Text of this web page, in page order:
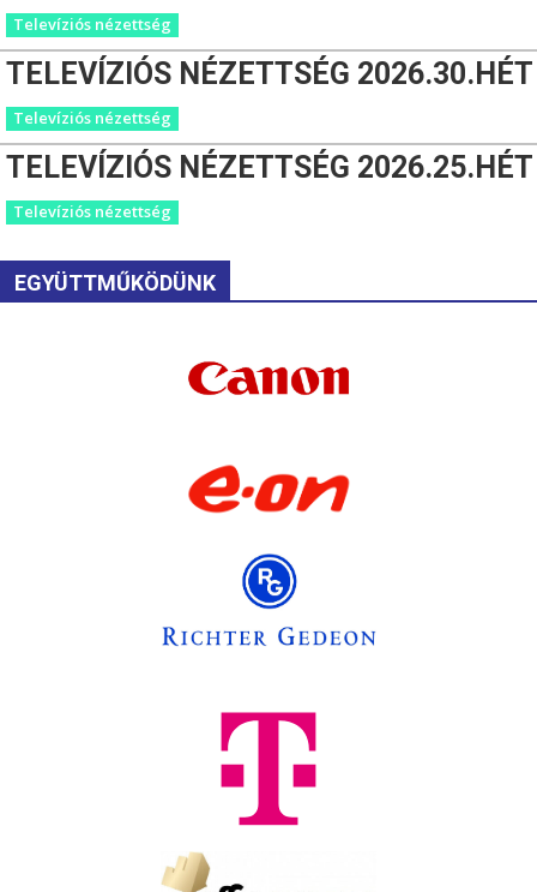
Televíziós nézettség
TELEVÍZIÓS NÉZETTSÉG 2026.30.HÉT
Televíziós nézettség
TELEVÍZIÓS NÉZETTSÉG 2026.25.HÉT
Televíziós nézettség
EGYÜTTMŰKÖDÜNK